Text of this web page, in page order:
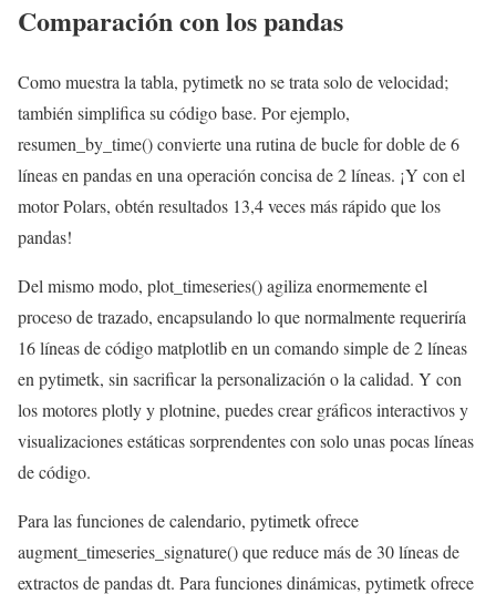
Comparación con los pandas
Como muestra la tabla, pytimetk no se trata solo de velocidad;
también simplifica su código base. Por ejemplo,
resumen_by_time() convierte una rutina de bucle for doble de 6
líneas en pandas en una operación concisa de 2 líneas. ¡Y con el
motor Polars, obtén resultados 13,4 veces más rápido que los
pandas!
Del mismo modo, plot_timeseries() agiliza enormemente el
proceso de trazado, encapsulando lo que normalmente requeriría
16 líneas de código matplotlib en un comando simple de 2 líneas
en pytimetk, sin sacrificar la personalización o la calidad. Y con
los motores plotly y plotnine, puedes crear gráficos interactivos y
visualizaciones estáticas sorprendentes con solo unas pocas líneas
de código.
Para las funciones de calendario, pytimetk ofrece
augment_timeseries_signature() que reduce más de 30 líneas de
extractos de pandas dt. Para funciones dinámicas, pytimetk ofrece